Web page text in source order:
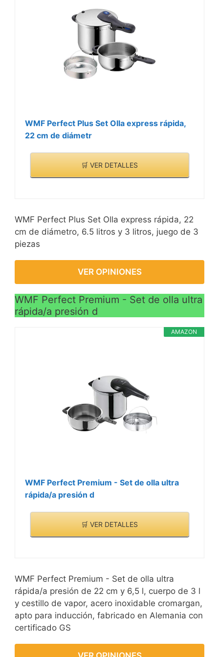
WMF Perfect Plus Set Olla express rápida,
22 cm de diámetr
🛒 VER DETALLES
WMF Perfect Plus Set Olla express rápida, 22
cm de diámetro, 6.5 litros y 3 litros, juego de 3
piezas
VER OPINIONES
WMF Perfect Premium - Set de olla ultra
rápida/a presión d
AMAZON
WMF Perfect Premium - Set de olla ultra
rápida/a presión d
🛒 VER DETALLES
WMF Perfect Premium - Set de olla ultra
rápida/a presión de 22 cm y 6,5 l, cuerpo de 3 l
y cestillo de vapor, acero inoxidable cromargan,
apto para inducción, fabricado en Alemania con
certificado GS